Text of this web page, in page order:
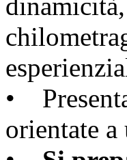
•
orientate a